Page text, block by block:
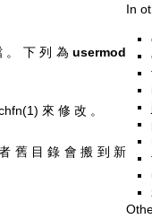
。 下 列 為 usermod
來 修 改 。
舊 目 錄 會 搬 到 新
In